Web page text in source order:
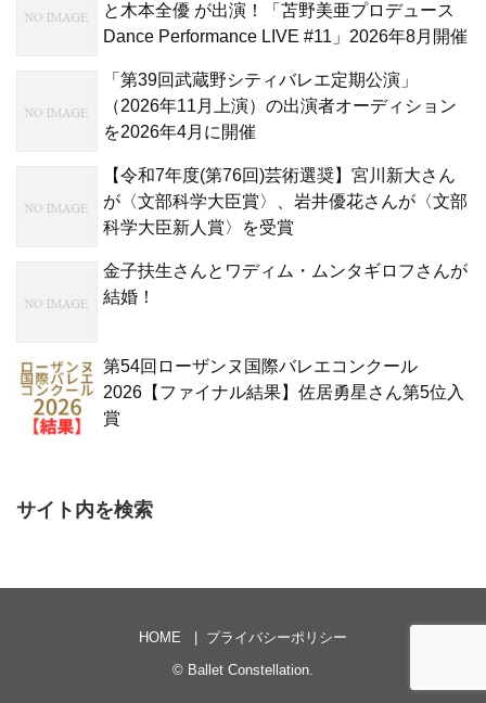
と木本全優 が出演！「苫野美亜プロデュース
Dance Performance LIVE #11」2026年8月開催
「第39回武蔵野シティバレエ定期公演」
（2026年11月上演）の出演者オーディション
を2026年4月に開催
【令和7年度(第76回)芸術選奨】宮川新大さん
が〈文部科学大臣賞〉、岩井優花さんが〈文部
科学大臣新人賞〉を受賞
金子扶生さんとワディム・ムンタギロフさんが
結婚！
第54回ローザンヌ国際バレエコンクール
2026【ファイナル結果】佐居勇星さん第5位入
賞
サイト内を検索
HOME
プライバシーポリシー
© Ballet Constellation